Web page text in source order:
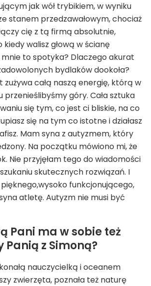
jak wół trybikiem, w wyniku
stanem przedzawałowym, chociaż
cię z tą firmą absolutnie,
kiedy walisz głową w ścianę
to spotyka? Dlaczego akurat
bydlaków dookoła?
zużywa całą naszą energię, którą w
góry. Cała sztuka
się tym, co jest ci bliskie, na co
się na tym co istotne i działasz
Mam syna z autyzmem, który
Na początku mówiono mi, że
Nie przyjęłam tego do wiadomości
skutecznych rozwiązań. I
pięknego,wysoko funkcjonującego,
atletę. Autyzm nie musi być
Pani ma w sobie też
Panią z Simoną?
nauczycielką i oceanem
zwierzęta, poznała też naturę